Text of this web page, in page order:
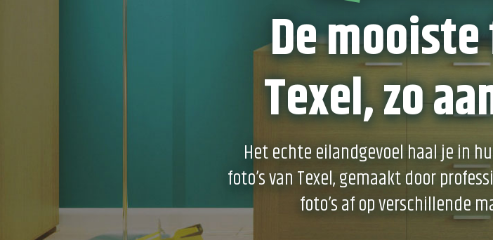
De
Texel, zo
Het echte eilandgevoel haal je in
foto’s van Texel, gemaakt door
foto’s af op verschillende